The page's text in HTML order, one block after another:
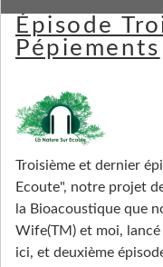
Épisode
Pépiements
Troisième et dernier
Ecoute", notre projet
la Bioacoustique que
Wife(TM) et moi,
ici, et deuxième